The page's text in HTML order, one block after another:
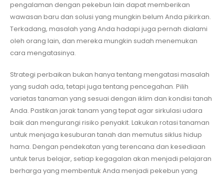
pengalaman dengan pekebun lain dapat memberikan
wawasan baru dan solusi yang mungkin belum Anda pikirkan.
Terkadang, masalah yang Anda hadapi juga pernah dialami
oleh orang lain, dan mereka mungkin sudah menemukan
cara mengatasinya.
Strategi perbaikan bukan hanya tentang mengatasi masalah
yang sudah ada, tetapi juga tentang pencegahan. Pilih
varietas tanaman yang sesuai dengan iklim dan kondisi tanah
Anda. Pastikan jarak tanam yang tepat agar sirkulasi udara
baik dan mengurangi risiko penyakit. Lakukan rotasi tanaman
untuk menjaga kesuburan tanah dan memutus siklus hidup
hama. Dengan pendekatan yang terencana dan kesediaan
untuk terus belajar, setiap kegagalan akan menjadi pelajaran
berharga yang membentuk Anda menjadi pekebun yang